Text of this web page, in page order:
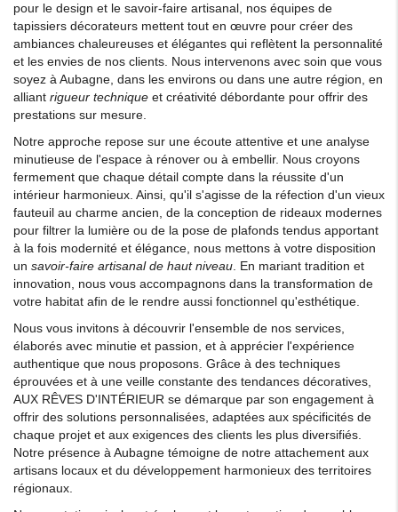
pour le design et le savoir-faire artisanal, nos équipes de
tapissiers décorateurs mettent tout en œuvre pour créer des
ambiances chaleureuses et élégantes qui reflètent la personnalité
et les envies de nos clients. Nous intervenons avec soin que vous
soyez à Aubagne, dans les environs ou dans une autre région, en
alliant rigueur technique et créativité débordante pour offrir des
prestations sur mesure.
Notre approche repose sur une écoute attentive et une analyse
minutieuse de l'espace à rénover ou à embellir. Nous croyons
fermement que chaque détail compte dans la réussite d'un
intérieur harmonieux. Ainsi, qu'il s'agisse de la réfection d'un vieux
fauteuil au charme ancien, de la conception de rideaux modernes
pour filtrer la lumière ou de la pose de plafonds tendus apportant
à la fois modernité et élégance, nous mettons à votre disposition
un savoir-faire artisanal de haut niveau. En mariant tradition et
innovation, nous vous accompagnons dans la transformation de
votre habitat afin de le rendre aussi fonctionnel qu'esthétique.
Nous vous invitons à découvrir l'ensemble de nos services,
élaborés avec minutie et passion, et à apprécier l'expérience
authentique que nous proposons. Grâce à des techniques
éprouvées et à une veille constante des tendances décoratives,
AUX RÊVES D'INTÉRIEUR se démarque par son engagement à
offrir des solutions personnalisées, adaptées aux spécificités de
chaque projet et aux exigences des clients les plus diversifiés.
Notre présence à Aubagne témoigne de notre attachement aux
artisans locaux et du développement harmonieux des territoires
régionaux.